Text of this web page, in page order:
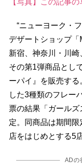
【写真】この記事
“ニューヨーク・
デザートショップ「
新宿、神奈川・川崎
その第1弾商品とし
ーパイ』を販売す
した3種類のフレー
票の結果「ガール
定。同商品は期間
店をはじめとする5
ADの